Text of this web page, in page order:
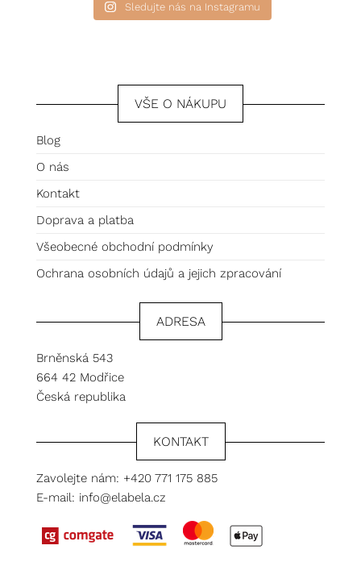
Sledujte nás na Instagramu
VŠE O NÁKUPU
Blog
O nás
Kontakt
Doprava a platba
Všeobecné obchodní podmínky
Ochrana osobních údajů a jejich zpracování
ADRESA
Brněnská 543
664 42 Modřice
Česká republika
KONTAKT
Zavolejte nám: +420 771 175 885
E-mail: info@elabela.cz